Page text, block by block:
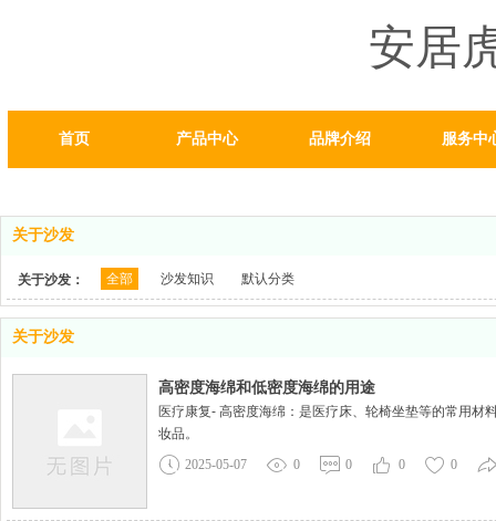
安居
首页 产品中心 品牌介绍 服务中
关于沙发
关于沙发： 全部 沙发知识 默认分类
关于沙发
高密度海绵和低密度海绵的用途
医疗康复- 高密度海绵：是医疗床、轮椅坐垫等的常用
妆品。
2025-05-07
0 0 0 0